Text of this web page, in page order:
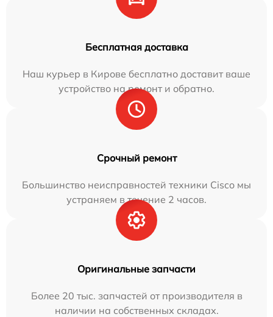
Бесплатная доставка
Наш курьер в Кирове бесплатно доставит ваше
устройство на ремонт и обратно.
Срочный ремонт
Большинство неисправностей техники Cisco мы
устраняем в течение 2 часов.
Оригинальные запчасти
Более 20 тыс. запчастей от производителя в
наличии на собственных складах.